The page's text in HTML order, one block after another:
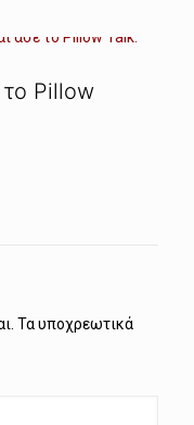
Pillow
Τα υποχρεωτικά